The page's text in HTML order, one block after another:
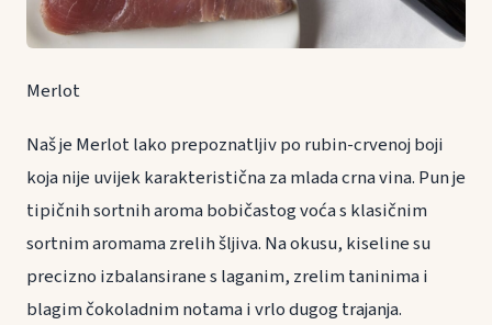
Merlot
Naš je Merlot lako prepoznatljiv po rubin-crvenoj boji
koja nije uvijek karakteristična za mlada crna vina. Pun je
tipičnih sortnih aroma bobičastog voća s klasičnim
sortnim aromama zrelih šljiva. Na okusu, kiseline su
precizno izbalansirane s laganim, zrelim taninima i
blagim čokoladnim notama i vrlo dugog trajanja.